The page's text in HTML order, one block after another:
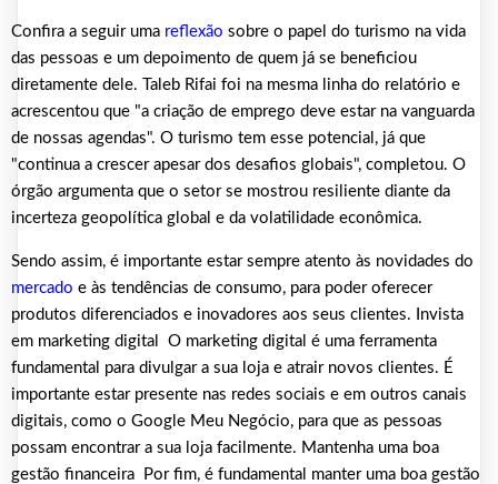
Confira a seguir uma reflexão sobre o papel do turismo na vida
das pessoas e um depoimento de quem já se beneficiou
diretamente dele. Taleb Rifai foi na mesma linha do relatório e
acrescentou que "a criação de emprego deve estar na vanguarda
de nossas agendas". O turismo tem esse potencial, já que
"continua a crescer apesar dos desafios globais", completou. O
órgão argumenta que o setor se mostrou resiliente diante da
incerteza geopolítica global e da volatilidade econômica.
Sendo assim, é importante estar sempre atento às novidades do
mercado e às tendências de consumo, para poder oferecer
produtos diferenciados e inovadores aos seus clientes. Invista
em marketing digital O marketing digital é uma ferramenta
fundamental para divulgar a sua loja e atrair novos clientes. É
importante estar presente nas redes sociais e em outros canais
digitais, como o Google Meu Negócio, para que as pessoas
possam encontrar a sua loja facilmente. Mantenha uma boa
gestão financeira Por fim, é fundamental manter uma boa gestão